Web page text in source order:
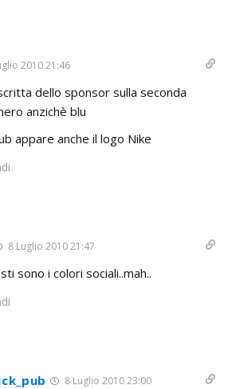
2010 21:46
dello sponsor sulla seconda
anzichè blu
appare anche il logo Nike
8 Luglio 2010 21:47
sono i colori sociali..mah..
8 Luglio 2010 23:00